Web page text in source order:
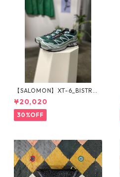
【SALOMON】XT-6_BISTRO
GREEN
¥20,020
30%OFF